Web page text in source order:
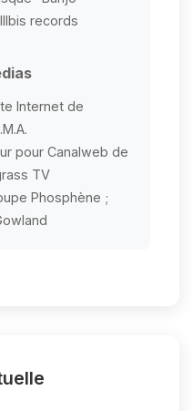
records
Internet de
pour Canalweb de
TV
Phosphène ;